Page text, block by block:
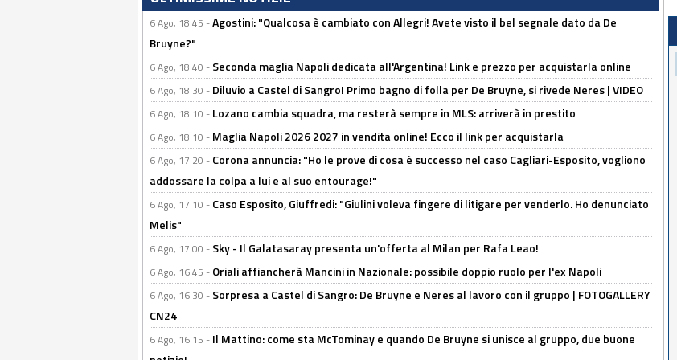
6 Ago, 18:45 -Agostini: "Qualcosa è cambiato con Allegri! Avete visto il bel segnale dato da De
Bruyne?"
6 Ago, 18:40 - Seconda maglia Napoli dedicata all'Argentina! Link e prezzo per acquistarla online
6 Ago, 18:30 - Diluvio a Castel di Sangro! Primo bagno di folla per De Bruyne, si rivede Neres | VIDEO
6 Ago, 18:10 - Lozano cambia squadra, ma resterà sempre in MLS: arriverà in prestito
6 Ago, 18:10 - Maglia Napoli 2026 2027 in vendita online! Ecco il link per acquistarla
6 Ago, 17:20 - Corona annuncia: "Ho le prove di cosa è successo nel caso Cagliari-Esposito, vogliono
addossare la colpa a lui e al suo entourage!"
6 Ago, 17:10 - Caso Esposito, Giuffredi: "Giulini voleva fingere di litigare per venderlo. Ho denunciato
Melis"
6 Ago, 17:00 - Sky - Il Galatasaray presenta un'offerta al Milan per Rafa Leao!
6 Ago, 16:45 - Oriali affiancherà Mancini in Nazionale: possibile doppio ruolo per l'ex Napoli
6 Ago, 16:30 - Sorpresa a Castel di Sangro: De Bruyne e Neres al lavoro con il gruppo | FOTOGALLERY
CN24
6 Ago, 16:15 - Il Mattino: come sta McTominay e quando De Bruyne si unisce al gruppo, due buone